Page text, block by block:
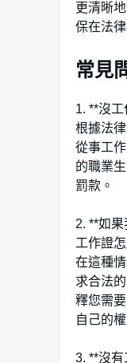
更清晰
保在法
常見
1. **沒
根據法
從事工
的職業
罰款。
2. **如
工作證
在這種
求合法
釋您需
自己的權
3. **沒